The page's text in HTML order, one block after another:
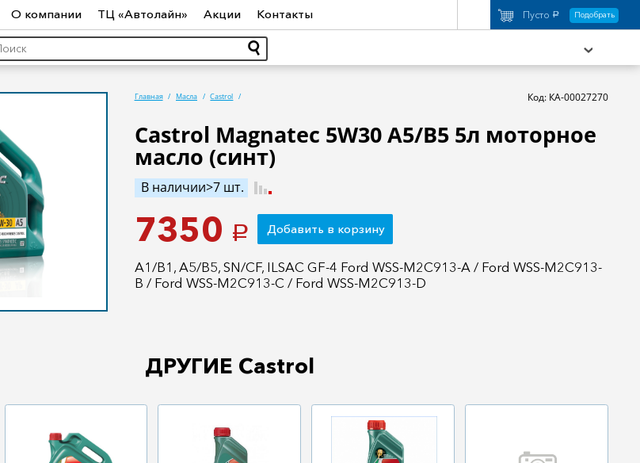
Шины Автосвет Автостекло Автохимия
Садовая техника Инструмент Лодки и моторы
О компании ТЦ «Автолайн» Акции Контакты Пусто a Подобрать
Главная Масла Castrol Код: КА-00027270
Castrol Magnatec 5W30 A5/B5 5л моторное
масло (синт)
В наличии>7 шт.
7350 a Добавить в корзину
A1/B1, A5/B5, SN/CF, ILSAC GF-4 Ford WSS-M2C913-A / Ford WSS-M2C913-
B / Ford WSS-M2C913-C / Ford WSS-M2C913-D
ДРУГИЕ Castrol